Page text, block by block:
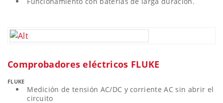
Comprobadores eléctricos FLUKE
FLUKE
Medición de tensión AC/DC y corriente AC sin abrir el
circuito